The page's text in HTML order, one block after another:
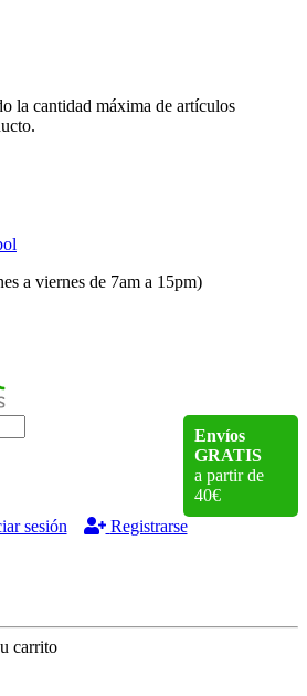
la cantidad máxima de artículos
a viernes de 7am a 15pm)
Envíos
GRATIS
a partir de
40€
sesión
Registrarse
carrito